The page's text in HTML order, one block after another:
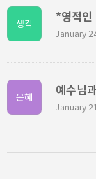
생각 *영적인
January
은혜 예수님
January